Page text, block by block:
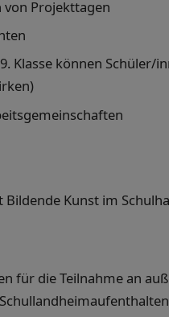
Projekttagen
Klasse können Schüler/
Kunst im
für die Teilnahme an